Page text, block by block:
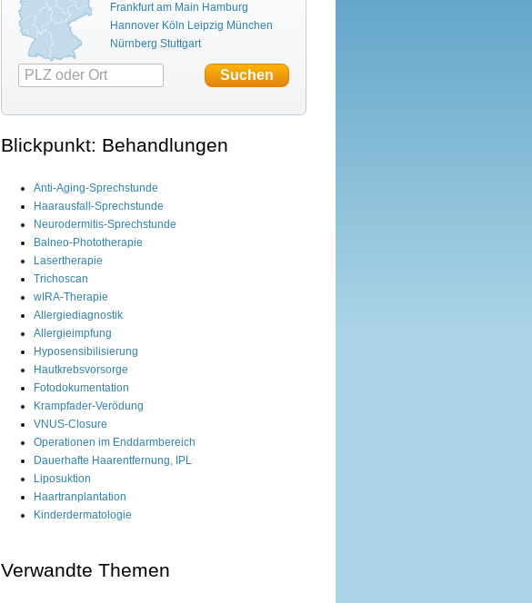
Frankfurt am Main Hamburg
Hannover Köln Leipzig München
Nürnberg Stuttgart
Blickpunkt: Behandlungen
Anti-Aging-Sprechstunde
Haarausfall-Sprechstunde
Neurodermitis-Sprechstunde
Balneo-Phototherapie
Lasertherapie
Trichoscan
wIRA-Therapie
Allergiediagnostik
Allergieimpfung
Hyposensibilisierung
Hautkrebsvorsorge
Fotodokumentation
Krampfader-Verödung
VNUS-Closure
Operationen im Enddarmbereich
Dauerhafte Haarentfernung, IPL
Liposuktion
Haartranplantation
Kinderdermatologie
Verwandte Themen